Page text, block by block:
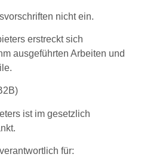
nicht ein.
erstreckt sich
ausgeführten Arbeiten und
ist im gesetzlich
für: